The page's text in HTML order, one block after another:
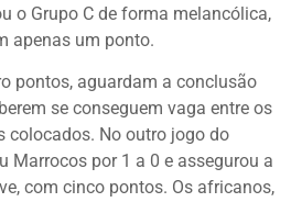
o Grupo C de forma melancólica,
apenas um ponto.
pontos, aguardam a conclusão
se conseguem vaga entre os
colocados. No outro jogo do
Marrocos por 1 a 0 e assegurou a
com cinco pontos. Os africanos,